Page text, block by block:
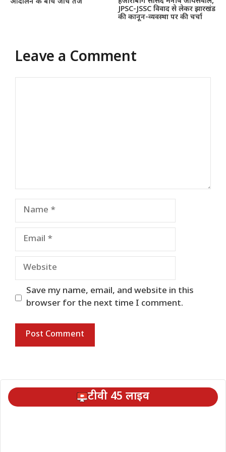
JPSC-JSSC विवाद से लेकर झारखंड
की कानून-व्यवस्था पर की चर्चा
Leave a Comment
Name
Email
Website
Save my name, email, and website in this
browser for the next time I comment.
टीवी 45 लाइव